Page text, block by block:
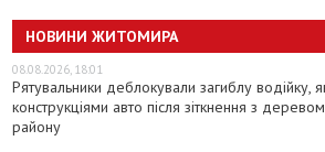
НОВИНИ ЖИТОМИРА
08.08.2026, 18:01
Рятувальники деблокували загиблу водійку,
конструкціями авто після зіткнення з
району